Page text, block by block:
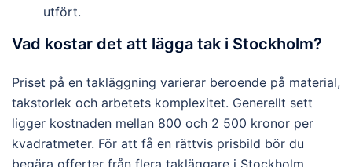
utfört.
Vad kostar det att lägga tak i Stockholm?
Priset på en takläggning varierar beroende på material,
takstorlek och arbetets komplexitet. Generellt sett
ligger kostnaden mellan 800 och 2 500 kronor per
kvadratmeter. För att få en rättvis prisbild bör du
begära offerter från flera takläggare i Stockholm.